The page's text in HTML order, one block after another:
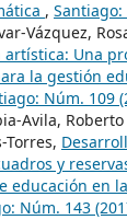
, Santiago:
Vázquez,
artística: Una
la gestión
Núm. 109
Avila, Roberto
Torres,
y
educación en
Núm. 143